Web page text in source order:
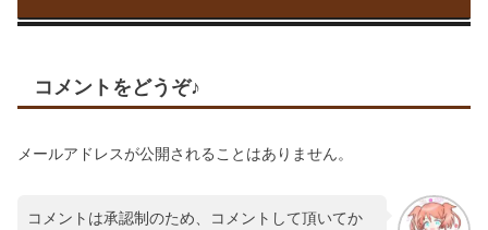
コメントをどうぞ♪
メールアドレスが公開されることはありません。
コメントは承認制のため、コメントして頂いてか